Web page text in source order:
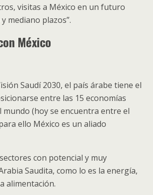
visitas a México en un futuro
mediano plazos”.
México
Saudí 2030, el país árabe tiene el
entre las 15 economías
mundo (hoy se encuentra entre el
ello México es un aliado
con potencial y muy
Saudita, como lo es la energía,
alimentación.